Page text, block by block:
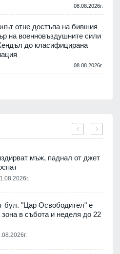
08.08.2026г.
отне достъпа на бившия
на военновъздушните сили
до класифицирана
08.08.2026г.
мъж, паднал от джет
бул. "Цар Освободител" е
в събота и неделя до 22